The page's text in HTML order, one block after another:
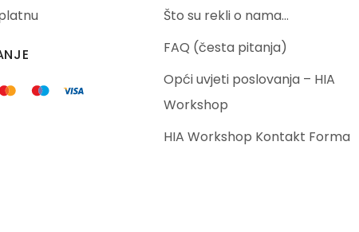
Što su rekli o nama…
FAQ (česta pitanja)
Opći uvjeti poslovanja – HIA
Workshop
HIA Workshop Kontakt Forma